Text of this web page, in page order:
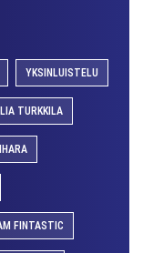
YKSINLUISTELU
TURKKILA
FINTASTIC